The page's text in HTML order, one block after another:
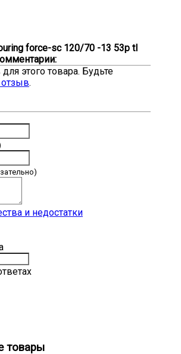
force-sc 120/70 -13 53p tl
этого товара. Будьте
отзыв.
и недостатки
товары